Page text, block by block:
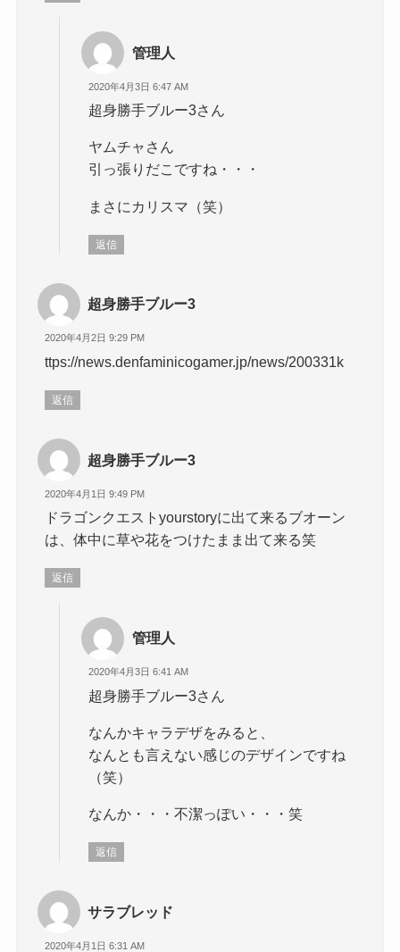
管理人
2020年4月3日 6:47 AM
超身勝手ブルー3さん
ヤムチャさん
引っ張りだこですね・・・
まさにカリスマ（笑）
返信
超身勝手ブルー3
2020年4月2日 9:29 PM
ttps://news.denfaminicogamer.jp/news/200331k
返信
超身勝手ブルー3
2020年4月1日 9:49 PM
ドラゴンクエストyourstoryに出て来るブオーン
は、体中に草や花をつけたまま出て来る笑
返信
管理人
2020年4月3日 6:41 AM
超身勝手ブルー3さん
なんかキャラデザをみると、
なんとも言えない感じのデザインですね
（笑）
なんか・・・不潔っぽい・・・笑
返信
サラブレッド
2020年4月1日 6:31 AM